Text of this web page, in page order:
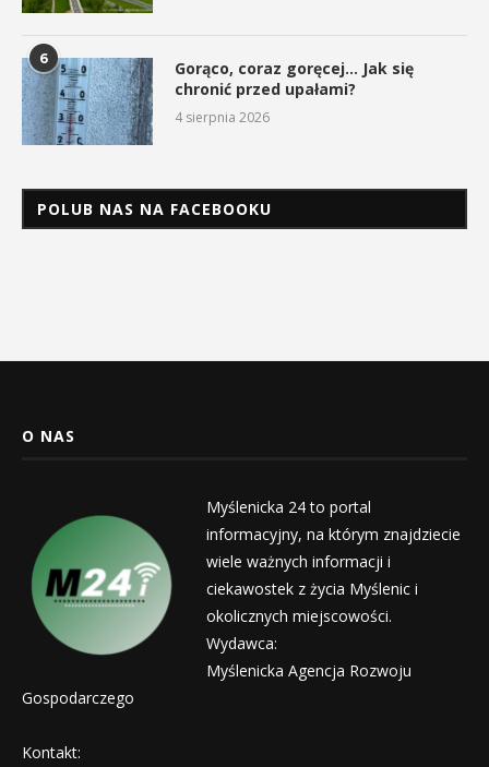
6
Gorąco, coraz goręcej… Jak się
chronić przed upałami?
4 sierpnia 2026
POLUB NAS NA FACEBOOKU
O NAS
Myślenicka 24 to portal
informacyjny, na którym znajdziecie
wiele ważnych informacji i
ciekawostek z życia Myślenic i
okolicznych miejscowości.
Wydawca:
Myślenicka Agencja Rozwoju
Gospodarczego
Kontakt: